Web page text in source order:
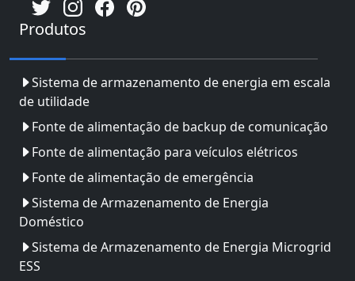
Produtos
Sistema de armazenamento de energia em escala
de utilidade
Fonte de alimentação de backup de comunicação
Fonte de alimentação para veículos elétricos
Fonte de alimentação de emergência
Sistema de Armazenamento de Energia
Doméstico
Sistema de Armazenamento de Energia Microgrid
ESS